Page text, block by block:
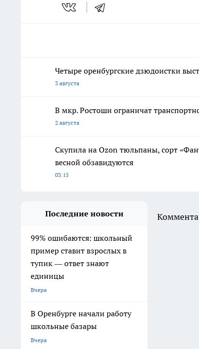
Четыре оренбургские дзюдоистки
3 августа
В мкр. Ростоши ограничат
2 августа
Скупила на Ozon тюльпаны, сорт
весной обзавидуются
03:15
Последние новости
99% ошибаются: школьный
пример ставит взрослых в
тупик — ответ знают
единицы
Вчера
В Оренбурге начали работу
школьные базары
Вчера